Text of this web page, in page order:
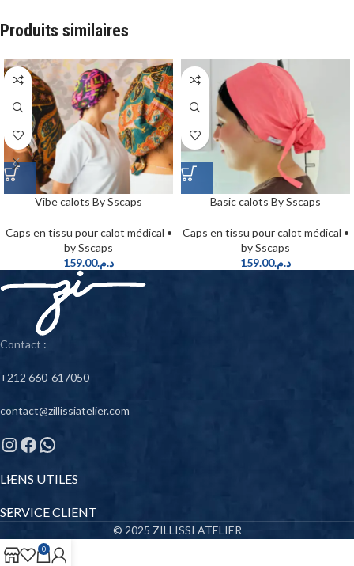
Produits similaires
Vibe calots By Sscaps
Caps en tissu pour calot médical •
by Sscaps
د.م.159.00
Basic calots By Sscaps
Caps en tissu pour calot médical •
by Sscaps
د.م.159.00
Contact :
+212 660-617050
contact@zillissiatelier.com
LIENS UTILES
SERVICE CLIENT
© 2025 ZILLISSI ATELIER
0